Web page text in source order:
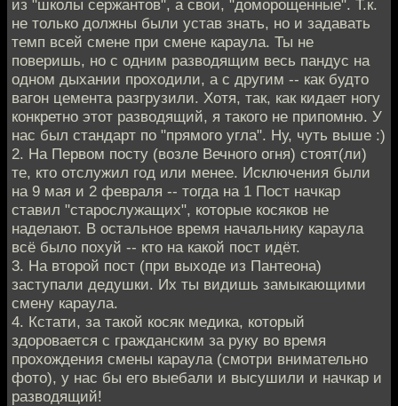
из "школы сержантов", а свои, "доморощенные". Т.к.
не только должны были устав знать, но и задавать
темп всей смене при смене караула. Ты не
поверишь, но с одним разводящим весь пандус на
одном дыхании проходили, а с другим -- как будто
вагон цемента разгрузили. Хотя, так, как кидает ногу
конкретно этот разводящий, я такого не припомню. У
нас был стандарт по "прямого угла". Ну, чуть выше :)
2. На Первом посту (возле Вечного огня) стоят(ли)
те, кто отслужил год или менее. Исключения были
на 9 мая и 2 февраля -- тогда на 1 Пост начкар
ставил "старослужащих", которые косяков не
наделают. В остальное время начальнику караула
всё было похуй -- кто на какой пост идёт.
3. На второй пост (при выходе из Пантеона)
заступали дедушки. Их ты видишь замыкающими
смену караула.
4. Кстати, за такой косяк медика, который
здоровается с гражданским за руку во время
прохождения смены караула (смотри внимательно
фото), у нас бы его выебали и высушили и начкар и
разводящий!